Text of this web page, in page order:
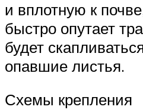
и вплотную к
быстро опутает
будет
опавшие листья.
Схемы крепления